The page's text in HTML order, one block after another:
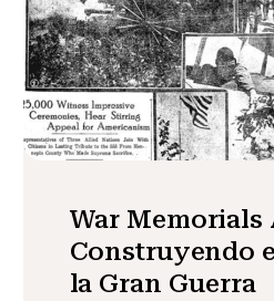
War Memorials
Construyendo
la Gran Guerra